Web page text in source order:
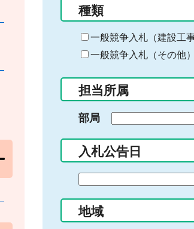
る
キ
ー
ー
入
力
種類
一般競争入札（建設工事
一般競争入札（その他）
担当所属
部局
入札公告日
の
始
地域